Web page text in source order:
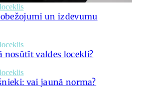
un izdevumu
nosūtīt valdes locekli?
vai jaunā norma?